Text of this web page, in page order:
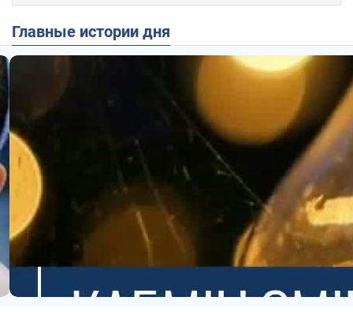
Главные истории дня